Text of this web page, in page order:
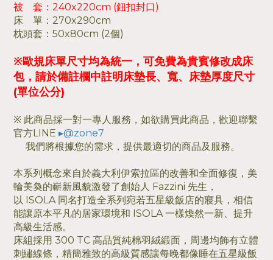
被 套：240x220cm (鈕扣封口)
床 單：270x290cm
枕頭套：50x80cm (2個)
※歐規床單尺寸均為統一，可免費為貴賓修改成床
包，請於備註欄中註明床墊長、寬、床墊厚度尺寸
(單位公分)
※ 此商品採一對一專人服務，如欲購買此商品，歡迎聯繫
官方LINE ▸@zone7
我們將根據您的需求，提供最適切的商品及服務。
本系列概念來自於義大利伊索拉區的改善和全面修復，美
輪美奐的嶄新風貌激發了創始人 Fazzini 先生，
以 ISOLA 同名打造全系列宛若五星級飯店的寢具，相信
能讓原本平凡的居家環境和 ISOLA 一樣煥然一新、提升
高級生活感。
床組採用 300 TC 高品質純棉羽絨緞面，周邊均飾有立體
刺繡線條，精簡雅致的高級質感讓每晚都像睡在五星級飯